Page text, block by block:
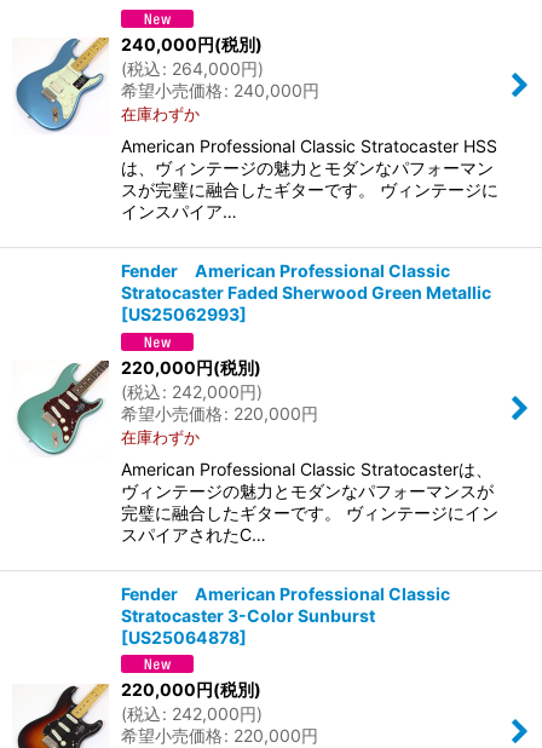
240,000円(税別)
(税込: 264,000円)
希望小売価格: 240,000円
在庫わずか
American Professional Classic Stratocaster HSS
は、ヴィンテージの魅力とモダンなパフォーマン
スが完璧に融合したギターです。 ヴィンテージに
インスパイア…
Fender American Professional Classic
Stratocaster Faded Sherwood Green Metallic
[US25062993]
220,000円(税別)
(税込: 242,000円)
希望小売価格: 220,000円
在庫わずか
American Professional Classic Stratocasterは、
ヴィンテージの魅力とモダンなパフォーマンスが
完璧に融合したギターです。 ヴィンテージにイン
スパイアされたC…
Fender American Professional Classic
Stratocaster 3-Color Sunburst
[US25064878]
220,000円(税別)
(税込: 242,000円)
希望小売価格: 220,000円